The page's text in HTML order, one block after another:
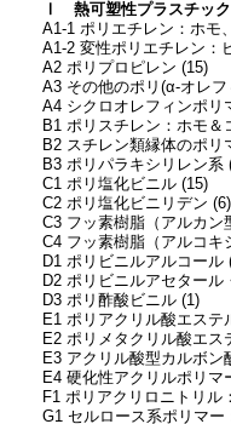
Ⅰ 熱可塑性プラスチック
A1-1 ポリエチレン：ホモ
A1-2 変性ポリエチレン：
A2 ポリプロピレン (15)
A3 その他のポリ(α-オレフ
A4 シクロオレフィンポリ
B1 ポリスチレン：ホモ＆
B2 スチレン類縁体のポリ
B3 ポリパラキシリレン系
C1 ポリ塩化ビニル (15)
C2 ポリ塩化ビニリデン (6)
C3 フッ素樹脂（アルカン
C4 フッ素樹脂（アルコキ
D1 ポリビニルアルコール
D2 ポリビニルアセター
D3 ポリ酢酸ビニル (1)
E1 ポリアクリル酸エステ
E2 ポリメタクリル酸エス
E3 アクリル酸型カルボン
E4 硬化性アクリルポリ
F1 ポリアクリロニトリル
G1 セルロース系ポリマ